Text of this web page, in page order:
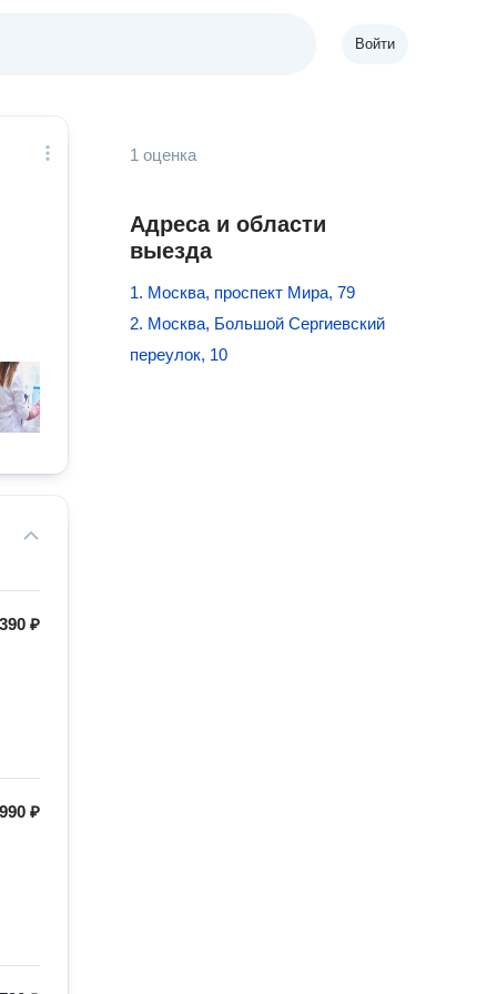
Войти
₽
₽
1 оценка
Адреса и области
выезда
1. Москва, проспект Мира, 79
2. Москва, Большой Сергиевский
переулок, 10